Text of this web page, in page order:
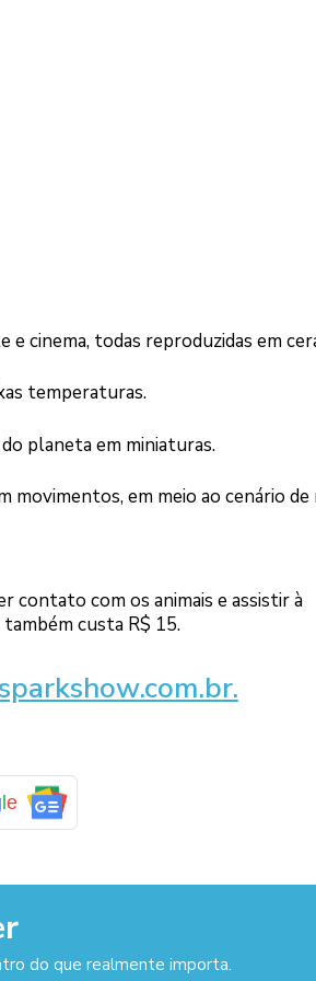
e cinema, todas reproduzidas em
temperaturas.
planeta em miniaturas.
movimentos, em meio ao cenário de
contato com os animais e assistir à
custa R$ 15.
le
do que realmente importa.